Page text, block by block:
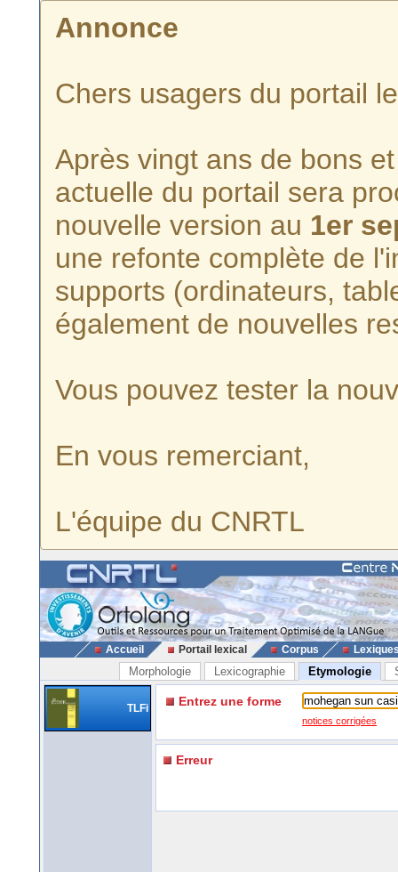
Annonce
Chers usagers du portail
Après vingt ans de bons
actuelle du portail sera
nouvelle version au 1er
une refonte complète de
supports (ordinateurs,
également de nouvelles
Vous pouvez tester la
En vous remerciant,
L'équipe du CNRTL
Accueil Portail lexical Corpus
Morphologie Lexicographie Etymologie
TLFi Entrez une forme
notices corrigées
Erreur